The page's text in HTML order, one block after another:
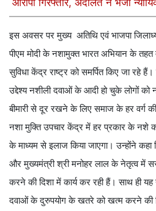
आरोपी गिरफ्तार, अदालत ने भेजा
इस अवसर पर मुख्य अतिथि एवं भाजपा
पीएम मोदी के नशामुक्त भारत अभियान के
सुविधा केंद्र राष्ट्र को समर्पित किए जा रहे
उद्देश्य नशीली दवाओं के आदी हो चुके लोगों को
बीमारी से दूर रखने के लिए समाज के हर वर्ग
नशा मुक्ति उपचार केंद्र में हर प्रकार के नशे
के माध्यम से इलाज किया जाएगा। उन्होंने कहा
और मुख्यमंत्री श्री मनोहर लाल के नेतृत्व में
करने की दिशा में कार्य कर रही हैं। साथ ही
दवाओं के दुरुपयोग के खतरे को खत्म करने की